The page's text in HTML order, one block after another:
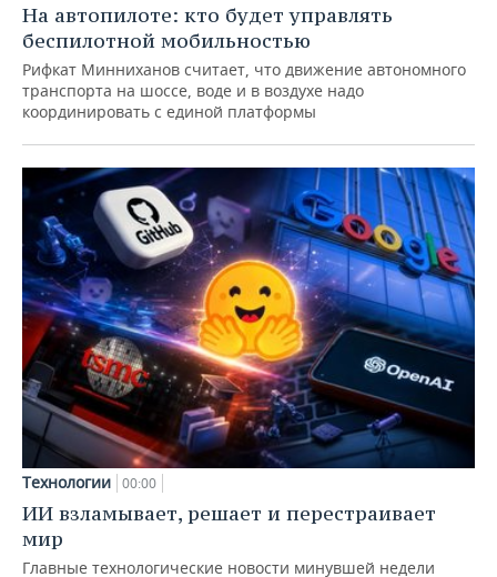
На автопилоте: кто будет управлять
беспилотной мобильностью
Рифкат Минниханов считает, что движение автономного
транспорта на шоссе, воде и в воздухе надо
координировать с единой платформы
Технологии 00:00
ИИ взламывает, решает и перестраивает
мир
Главные технологические новости минувшей недели